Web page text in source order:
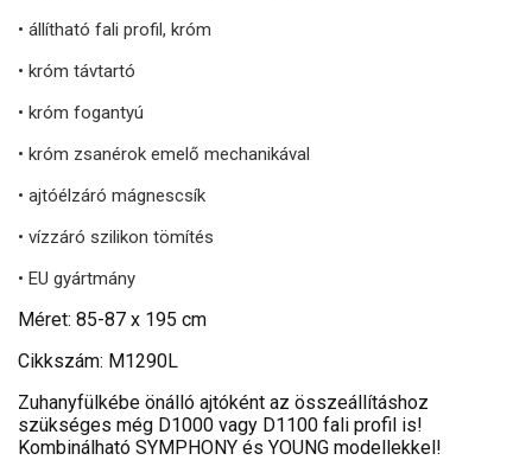
• állítható fali profil, króm
• króm távtartó
• króm fogantyú
• króm zsanérok emelő mechanikával
• ajtóélzáró mágnescsík
• vízzáró szilikon tömítés
• EU gyártmány
Méret: 85-87 x 195 cm
Cikkszám: M1290L
Zuhanyfülkébe önálló ajtóként az összeállításhoz
szükséges még D1000 vagy D1100 fali profil is!
Kombinálható SYMPHONY és YOUNG modellekkel!